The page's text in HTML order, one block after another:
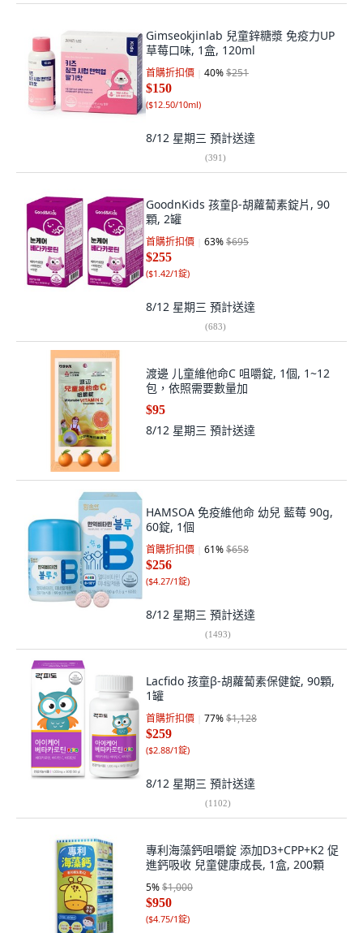
Gimseokjinlab 兒童鋅糖漿 免疫力UP
草莓口味, 1盒, 120ml
首購折扣價 40%$251
$150
($12.50/10ml)
8/12 星期三 預計送達
(391)
GoodnKids 孩童β-胡蘿蔔素錠片, 90
顆, 2罐
首購折扣價 63%$695
$255
($1.42/1錠)
8/12 星期三 預計送達
(683)
渡邊 儿童維他命C 咀嚼錠, 1個, 1~12
包，依照需要數量加
$95
8/12 星期三 預計送達
HAMSOA 免疫維他命 幼兒 藍莓 90g,
60錠, 1個
首購折扣價 61%$658
$256
($4.27/1錠)
8/12 星期三 預計送達
(1493)
Lacfido 孩童β-胡蘿蔔素保健錠, 90顆,
1罐
首購折扣價 77%$1,128
$259
($2.88/1錠)
8/12 星期三 預計送達
(1102)
專利海藻鈣咀嚼錠 添加D3+CPP+K2 促
進鈣吸收 兒童健康成長, 1盒, 200顆
5%$1,000
$950
($4.75/1錠)